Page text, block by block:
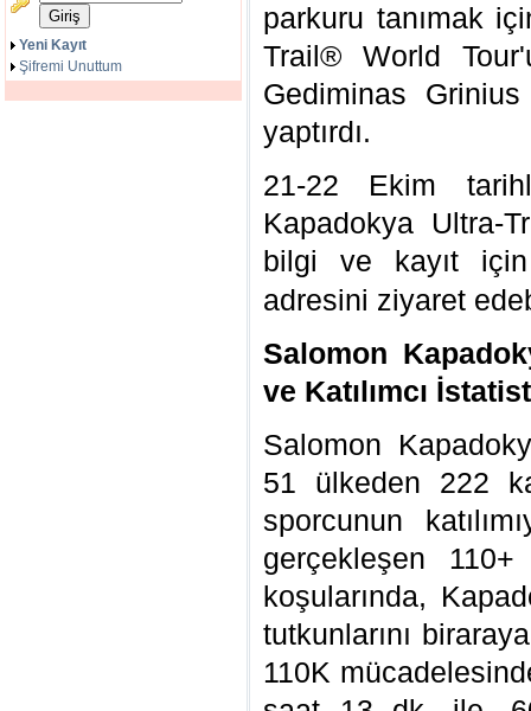
Yeni Kayıt
Şifremi Unuttum
parkuru tanımak
Trail® World
Gediminas
yaptırdı.
21-22 Ekim
Kapadokya Ultra-
bilgi ve kayıt
adresini ziyaret
Salomon
ve Katılımcı
Salomon
51 ülkeden 222
sporcunun
gerçekleşen
koşularında,
tutkunlarını
110K